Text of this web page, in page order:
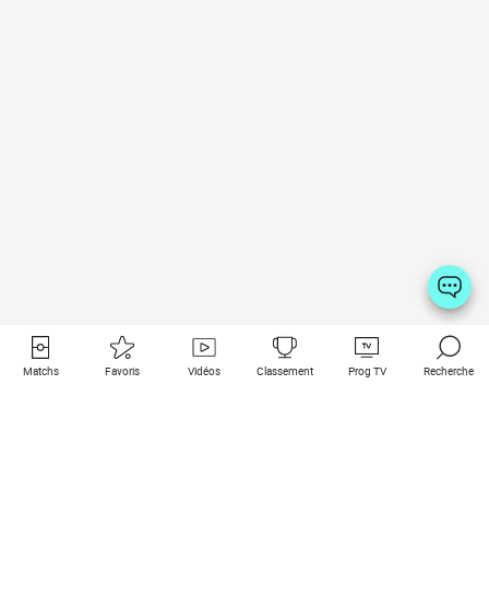
Matchs Favoris Vidéos Classement Prog TV Recherche